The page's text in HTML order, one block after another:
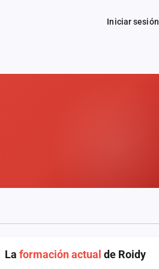
Iniciar sesión
La formación actual de Roidy